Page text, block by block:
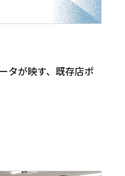
タが映す、既存店ポ